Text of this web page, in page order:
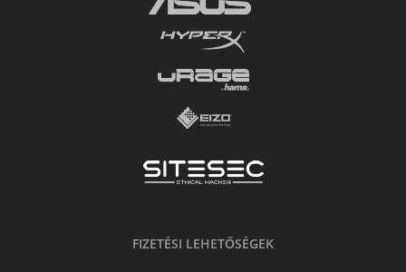
FIZETÉSI LEHETŐSÉGEK